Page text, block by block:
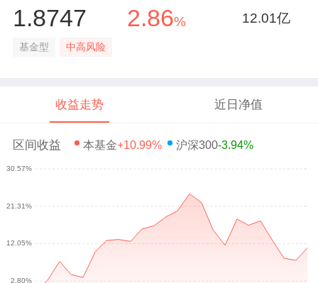
1.8747 2.86% 12.01亿
基金型 中高风险
收益走势 近日净值
区间收益 本基金+10.99% 沪深300-3.94%